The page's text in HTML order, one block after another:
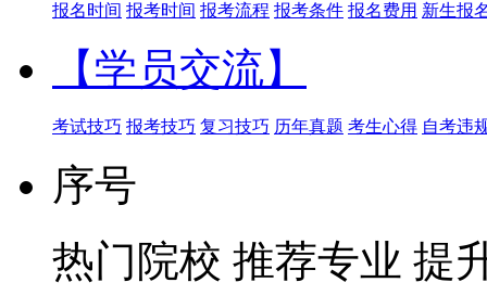
报名时间 报考时间 报考流程 报考条件 报名费用 新生报
【学员交流】
考试技巧 报考技巧 复习技巧 历年真题 考生心得 自考违
序号
热门院校 推荐专业 提